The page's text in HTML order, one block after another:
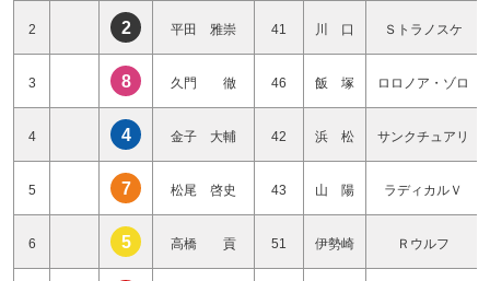
2 2 平田 雅崇 41 川 口 Ｓトラノスケ
3 8 久門 徹 46 飯 塚 ロロノア・ゾロ
4 4 金子 大輔 42 浜 松 サンクチュアリ
5 7 松尾 啓史 43 山 陽 ラディカルＶ
6 5 高橋 貢 51 伊勢崎 Ｒウルフ